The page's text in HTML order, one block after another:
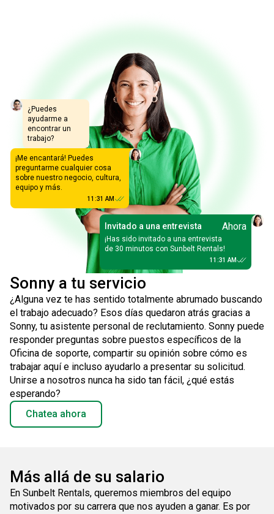
¿Puedes
ayudarme a
encontrar un
trabajo?
¡Me encantará! Puedes
preguntarme cualquier cosa
sobre nuestro negocio, cultura,
equipo y más.
11:31 AM
Invitado a una entrevista Ahora
¡Has sido invitado a una entrevista
de 30 minutos con Sunbelt Rentals!
11:31 AM
Sonny a tu servicio
¿Alguna vez te has sentido totalmente abrumado buscando
el trabajo adecuado? Esos días quedaron atrás gracias a
Sonny, tu asistente personal de reclutamiento. Sonny puede
responder preguntas sobre puestos específicos de la
Oficina de soporte, compartir su opinión sobre cómo es
trabajar aquí e incluso ayudarlo a presentar su solicitud.
Unirse a nosotros nunca ha sido tan fácil, ¿qué estás
esperando?
Chatea ahora
Más allá de su salario
En Sunbelt Rentals, queremos miembros del equipo
motivados por su carrera que nos ayuden a ganar. Es por